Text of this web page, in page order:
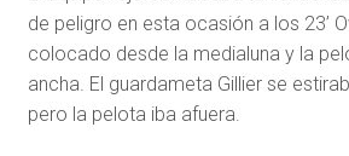
de peligro en esta ocasión a los 23’
colocado desde la medialuna y la
ancha. El guardameta Gillier se
pero la pelota iba afuera.